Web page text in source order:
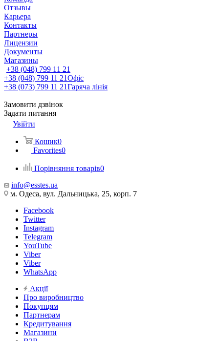
Отзывы
Карьера
Контакты
Партнеры
Лицензии
Документы
Магазины
+38 (048) 799 11 21
+38 (048) 799 11 21Офіс
+38 (073) 799 11 21Гаряча лінія
Замовити дзвінок
Задати питання
Увійти
Кошик0
Favorites0
Порівняння товарів0
info@esstes.ua
м. Одеса, вул. Дальницька, 25, корп. 7
Facebook
Twitter
Instagram
Telegram
YouTube
Viber
Viber
WhatsApp
Акції
Про виробництво
Покупцям
Партнерам
Кредитування
Магазини